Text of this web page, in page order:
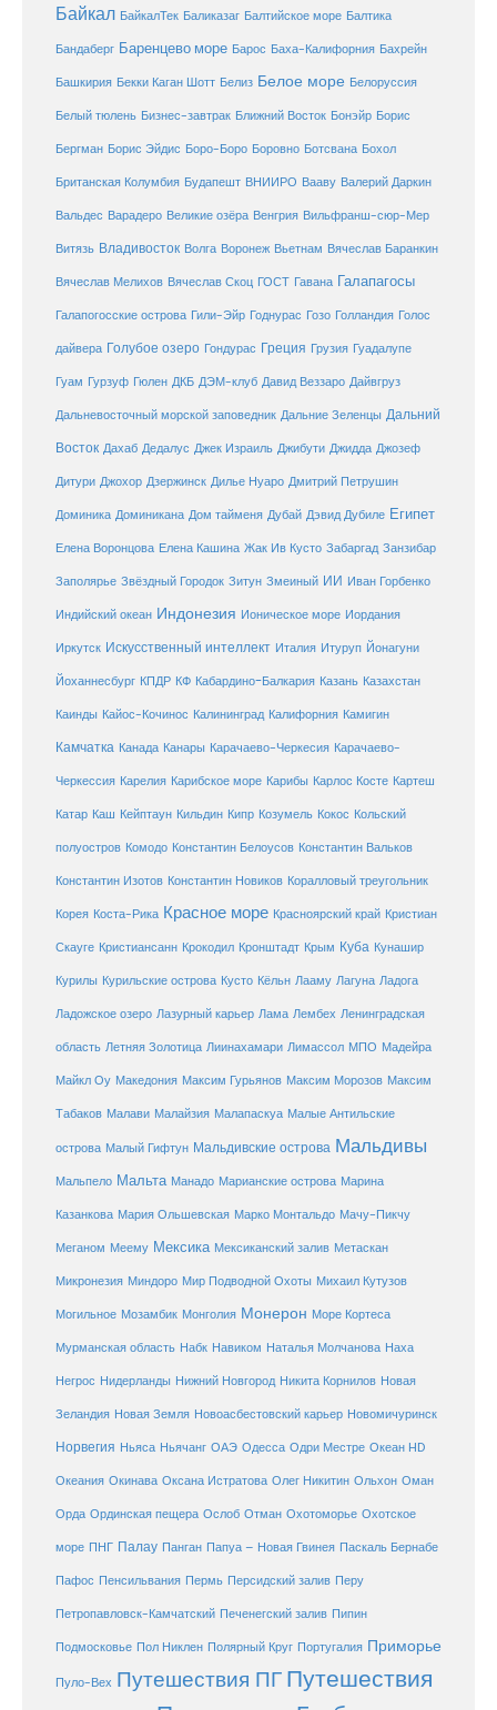
Байкал БайкалТек Баликазаг Балтийское море Балтика
Бандаберг Баренцево море Барос Баха-Калифорния Бахрейн
Башкирия Бекки Каган Шотт Белиз Белое море Белоруссия
Белый тюлень Бизнес-завтрак Ближний Восток Бонэйр Борис
Бергман Борис Эйдис Боро-Боро Боровно Ботсвана Бохол
Британская Колумбия Будапешт ВНИИРО Вааву Валерий Даркин
Вальдес Варадеро Великие озёра Венгрия Вильфранш-сюр-Мер
Витязь Владивосток Волга Воронеж Вьетнам Вячеслав Баранкин
Вячеслав Мелихов Вячеслав Скоц ГОСТ Гавана Галапагосы
Галапогосские острова Гили-Эйр Годнурас Гозо Голландия Голос
дайвера Голубое озеро Гондурас Греция Грузия Гуадалупе
Гуам Гурзуф Гюлен ДКБ ДЭМ-клуб Давид Веззаро Дайвгруз
Дальневосточный морской заповедник Дальние Зеленцы Дальний
Восток Дахаб Дедалус Джек Израиль Джибути Джидда Джозеф
Дитури Джохор Дзержинск Дилье Нуаро Дмитрий Петрушин
Доминика Доминикана Дом тайменя Дубай Дэвид Дубиле Египет
Елена Воронцова Елена Кашина Жак Ив Кусто Забаргад Занзибар
Заполярье Звёздный Городок Зитун Змеиный ИИ Иван Горбенко
Индийский океан Индонезия Ионическое море Иордания
Иркутск Искусственный интеллект Италия Итуруп Йонагуни
Йоханнесбург КПДР КФ Кабардино-Балкария Казань Казахстан
Каинды Кайос-Кочинос Калининград Калифорния Камигин
Камчатка Канада Канары Карачаево-Черкесия Карачаево-
Черкессия Карелия Карибское море Карибы Карлос Косте Картеш
Катар Каш Кейптаун Кильдин Кипр Козумель Кокос Кольский
полуостров Комодо Константин Белоусов Константин Вальков
Константин Изотов Константин Новиков Коралловый треугольник
Корея Коста-Рика Красное море Красноярский край Кристиан
Скауге Кристиансанн Крокодил Кронштадт Крым Куба Кунашир
Курилы Курильские острова Кусто Кёльн Лааму Лагуна Ладога
Ладожское озеро Лазурный карьер Лама Лембех Ленинградская
область Летняя Золотица Лиинахамари Лимассол МПО Мадейра
Майкл Оу Македония Максим Гурьянов Максим Морозов Максим
Табаков Малави Малайзия Малапаскуа Малые Антильские
острова Малый Гифтун Мальдивские острова Мальдивы
Мальпело Мальта Манадо Марианские острова Марина
Казанкова Мария Ольшевская Марко Монтальдо Мачу-Пикчу
Меганом Меему Мексика Мексиканский залив Метаскан
Микронезия Миндоро Мир Подводной Охоты Михаил Кутузов
Могильное Мозамбик Монголия Монерон Море Кортеса
Мурманская область Набк Навиком Наталья Молчанова Наха
Негрос Нидерланды Нижний Новгород Никита Корнилов Новая
Зеландия Новая Земля Новоасбестовский карьер Новомичуринск
Норвегия Ньяса Ньячанг ОАЭ Одесса Одри Местре Океан HD
Океания Окинава Оксана Истратова Олег Никитин Ольхон Оман
Орда Ординская пещера Ослоб Отман Охотоморье Охотское
море ПНГ Палау Панган Папуа – Новая Гвинея Паскаль Бернабе
Пафос Пенсильвания Пермь Персидский залив Перу
Петропавловск-Камчатский Печенегский залив Пипин
Подмосковье Пол Никлен Полярный Круг Португалия Приморье
Пуло-Вех Путешествия ПГ Путешествия